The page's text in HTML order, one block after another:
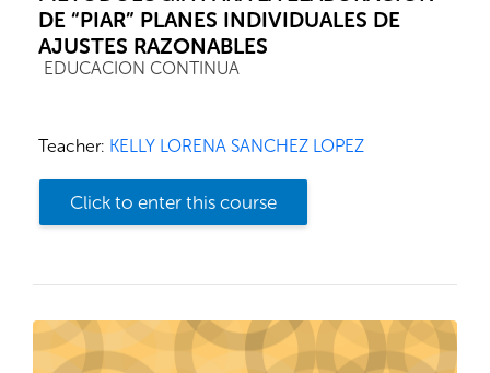
DE “PIAR” PLANES INDIVIDUALES DE
AJUSTES RAZONABLES
Course category
EDUCACION CONTINUA
Teacher: KELLY LORENA SANCHEZ LOPEZ
Click to enter this course